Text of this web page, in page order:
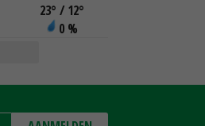
23° / 12°
0 %